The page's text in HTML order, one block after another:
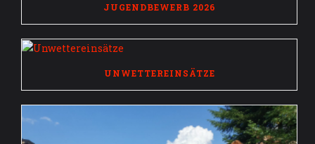
JUGENDBEWERB 2026
UNWETTEREINSÄTZE